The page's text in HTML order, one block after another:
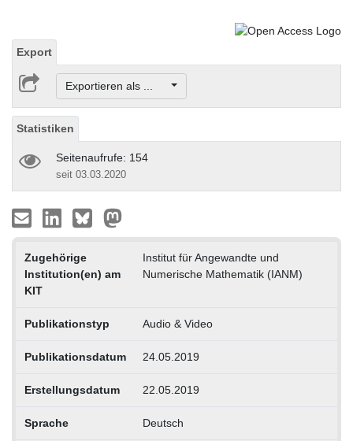
Export
Exportieren als ...
Statistiken
Seitenaufrufe: 154
seit 03.03.2020
Zugehörige
Institution(en) am
KIT
Institut für Angewandte und
Numerische Mathematik (IANM)
Publikationstyp Audio & Video
Publikationsdatum 24.05.2019
Erstellungsdatum 22.05.2019
Sprache Deutsch